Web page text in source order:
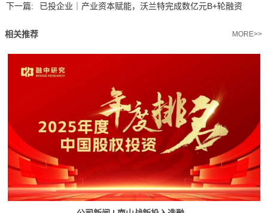
下一篇:
已投企业｜产业资本赋能，沃兰特完成数亿元B+轮融资
相关推荐 MORE>>